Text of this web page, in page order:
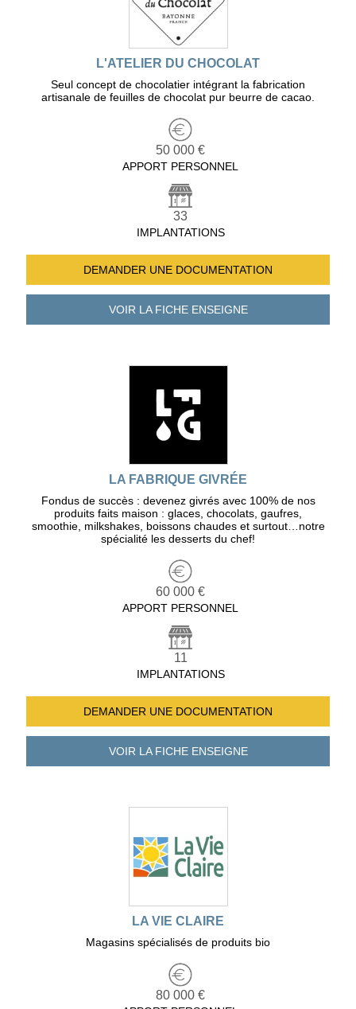
L'ATELIER DU CHOCOLAT
Seul concept de chocolatier intégrant la fabrication
artisanale de feuilles de chocolat pur beurre de cacao.
50 000 €
APPORT PERSONNEL
33
IMPLANTATIONS
DEMANDER UNE DOCUMENTATION
VOIR LA FICHEENSEIGNE
LA FABRIQUE GIVRÉE
Fondus de succès : devenez givrés avec 100% de nos
produits faits maison : glaces, chocolats, gaufres,
smoothie, milkshakes, boissons chaudes et surtout…notre
spécialité les desserts du chef!
60 000 €
APPORT PERSONNEL
11
IMPLANTATIONS
DEMANDER UNE DOCUMENTATION
VOIR LA FICHEENSEIGNE
LA VIE CLAIRE
Magasins spécialisés de produits bio
80 000 €